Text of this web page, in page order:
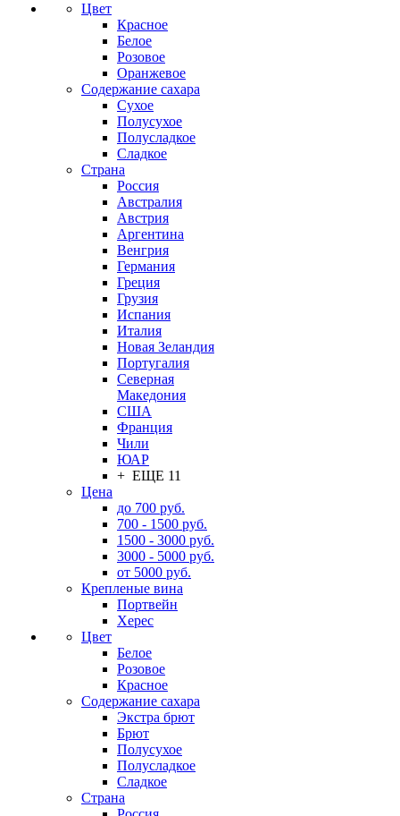
Цвет
Красное
Белое
Розовое
Оранжевое
Содержание сахара
Сухое
Полусухое
Полусладкое
Сладкое
Страна
Россия
Австралия
Австрия
Аргентина
Венгрия
Германия
Греция
Грузия
Испания
Италия
Новая Зеландия
Португалия
Северная
Македония
США
Франция
Чили
ЮАР
+ ЕЩЕ 11
Цена
до 700 руб.
700 - 1500 руб.
1500 - 3000 руб.
3000 - 5000 руб.
от 5000 руб.
Крепленые вина
Портвейн
Херес
Цвет
Белое
Розовое
Красное
Содержание сахара
Экстра брют
Брют
Полусухое
Полусладкое
Сладкое
Страна